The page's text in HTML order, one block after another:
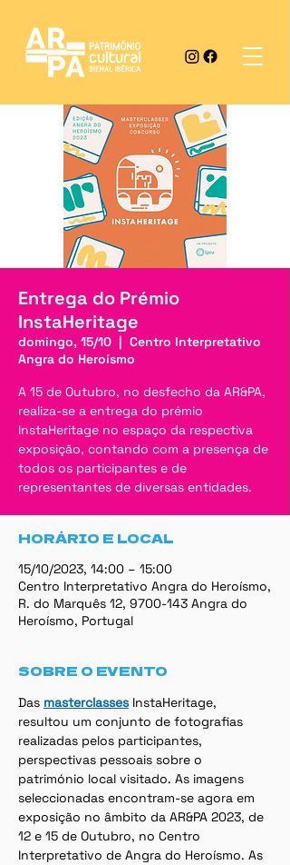
Entrega do Prémio
InstaHeritage
domingo, 15/10
  |
Centro Interpretativo
Angra do Heroísmo
A 15 de Outubro, no desfecho da AR&PA,
realiza-se a entrega do prémio
InstaHeritage no espaço da respectiva
exposição, contando com a presença de
todos os participantes e de
representantes de diversas entidades.
HORÁRIO E LOCAL
15/10/2023, 14:00 – 15:00
Centro Interpretativo Angra do Heroísmo,
R. do Marquês 12, 9700-143 Angra do
Heroísmo, Portugal
SOBRE O EVENTO
Das masterclasses InstaHeritage,
resultou um conjunto de fotografias
realizadas pelos participantes,
perspectivas pessoais sobre o
património local visitado. As imagens
seleccionadas encontram-se agora em
exposição no âmbito da AR&PA 2023, de
12 e 15 de Outubro, no Centro
Interpretativo de Angra do Heroísmo. As